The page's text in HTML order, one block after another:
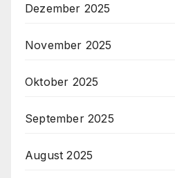
Dezember 2025
November 2025
Oktober 2025
September 2025
August 2025